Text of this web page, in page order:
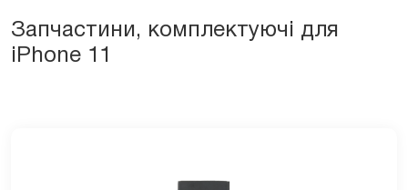
Запчастини, комплектуючі для
iPhone 11